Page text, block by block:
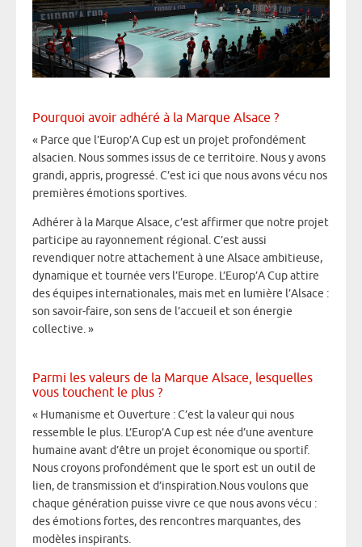
Pourquoi avoir adhéré à la Marque Alsace ?
« Parce que l’Europ’A Cup est un projet profondément
alsacien. Nous sommes issus de ce territoire. Nous y avons
grandi, appris, progressé. C’est ici que nous avons vécu nos
premières émotions sportives.
Adhérer à la Marque Alsace, c’est affirmer que notre projet
participe au rayonnement régional. C’est aussi
revendiquer notre attachement à une Alsace ambitieuse,
dynamique et tournée vers l’Europe. L’Europ’A Cup attire
des équipes internationales, mais met en lumière l’Alsace :
son savoir-faire, son sens de l’accueil et son énergie
collective. »
Parmi les valeurs de la Marque Alsace, lesquelles
vous touchent le plus ?
« Humanisme et Ouverture : C’est la valeur qui nous
ressemble le plus. L’Europ’A Cup est née d’une aventure
humaine avant d’être un projet économique ou sportif.
Nous croyons profondément que le sport est un outil de
lien, de transmission et d’inspiration.Nous voulons que
chaque génération puisse vivre ce que nous avons vécu :
des émotions fortes, des rencontres marquantes, des
modèles inspirants.